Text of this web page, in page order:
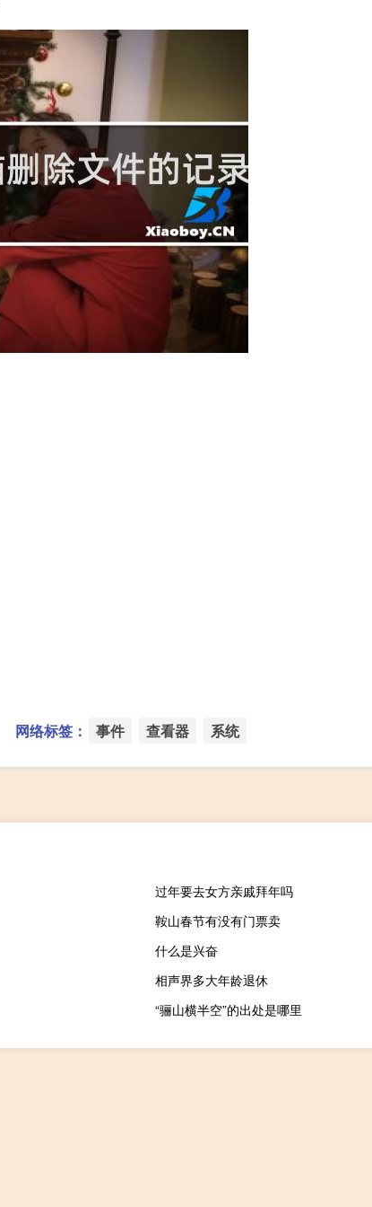
网络标签： 事件 查看器 系统
过年要去女方亲戚拜年吗
鞍山春节有没有门票卖
什么是兴奋
相声界多大年龄退休
“骊山横半空”的出处是哪里